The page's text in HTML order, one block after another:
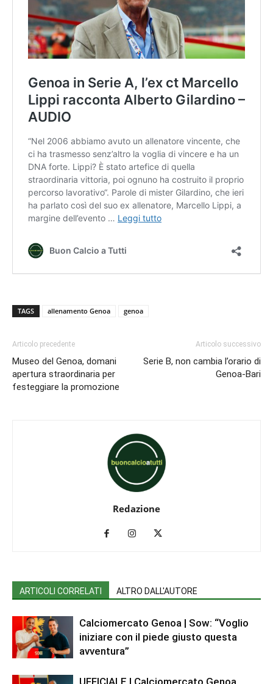
TAGS allenamento Genoa genoa
Articolo precedente
Museo del Genoa, domani
apertura straordinaria per
festeggiare la promozione
Articolo successivo
Serie B, non cambia l’orario di
Genoa-Bari
Redazione
ARTICOLI CORRELATI ALTRO DALL'AUTORE
Calciomercato Genoa | Sow: “Voglio
iniziare con il piede giusto questa
avventura”